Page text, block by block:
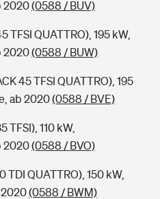
2020(0588 / BUV)
TFSI QUATTRO), 195 kW,
2020(0588 / BUW)
45 TFSI QUATTRO), 195
ab 2020(0588 / BVE)
TFSI), 110 kW,
2020(0588 / BVO)
TDI QUATTRO), 150 kW,
(0588 / BWM)